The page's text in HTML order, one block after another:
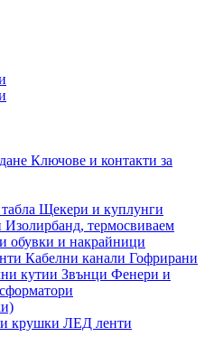
Ключове и контакти за
Щекери и куплунги
Изолирбанд, термосвиваем
обувки и накрайници
Кабелни канали Гофрирани
кутии Звънци Фенери и
крушки ЛЕД ленти